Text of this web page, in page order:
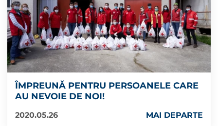
ÎMPREUNĂ PENTRU PERSOANELE CARE
AU NEVOIE DE NOI!
2020.05.26 MAI DEPARTE